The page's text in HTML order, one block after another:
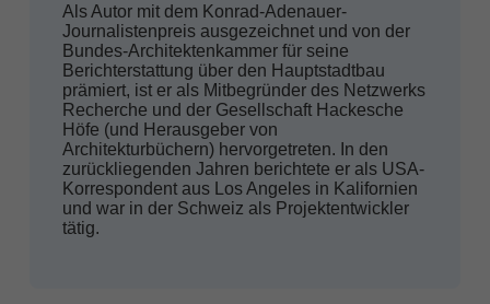
Als Autor mit dem Konrad-Adenauer-
Journalistenpreis ausgezeichnet und von der
Bundes-Architektenkammer für seine
Berichterstattung über den Hauptstadtbau
prämiert, ist er als Mitbegründer des Netzwerks
Recherche und der Gesellschaft Hackesche
Höfe (und Herausgeber von
Architekturbüchern) hervorgetreten. In den
zurückliegenden Jahren berichtete er als USA-
Korrespondent aus Los Angeles in Kalifornien
und war in der Schweiz als Projektentwickler
tätig.